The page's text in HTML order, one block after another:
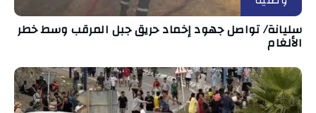
سليانة/ تواصل جهود إخماد حريق جبل المرقب وسط خطر
الألغام